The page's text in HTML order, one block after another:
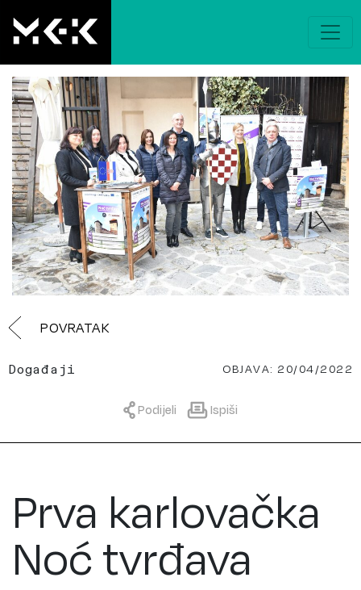
POVRATAK
Događaji OBJAVA: 20/04/2022
Podijeli Ispiši
Prva karlovačka
Noć tvrđava